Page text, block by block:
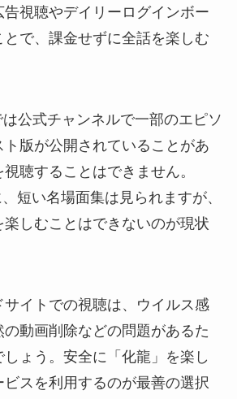
視聴やデイリーログインボー
で、課金せずに全話を楽しむ
公式チャンネルで一部のエピソ
版が公開されていることがあ
聴することはできません。
短い名場面集は見られますが、
楽しむことはできないのが現状
イトでの視聴は、ウイルス感
動画削除などの問題があるた
ょう。安全に「化龍」を楽し
スを利用するのが最善の選択